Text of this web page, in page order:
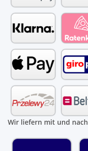
Wir liefern mit und nach